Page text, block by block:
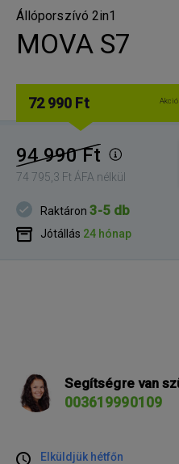
Állóporszívó 2in1
MOVA S7
72 990 Ft
94 990 Ft
74 795,3 Ft ÁFA nélkül
Raktáron3-5 db
Jótállás 24 hónap
Segítségre van
003619990109
Elküldjük hétfőn